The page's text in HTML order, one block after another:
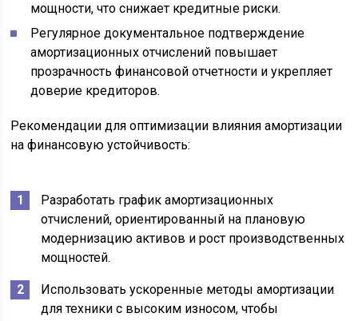
мощности, что снижает кредитные риски.
Регулярное документальное подтверждение
амортизационных отчислений повышает
прозрачность финансовой отчетности и укрепляет
доверие кредиторов.
Рекомендации для оптимизации влияния амортизации
на финансовую устойчивость:
Разработать график амортизационных
отчислений, ориентированный на плановую
модернизацию активов и рост производственных
мощностей.
Использовать ускоренные методы амортизации
для техники с высоким износом, чтобы